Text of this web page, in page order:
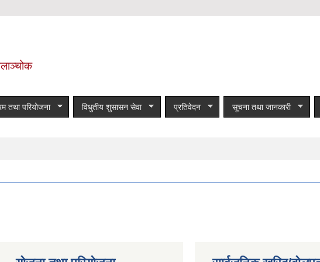
तथा परियोजना विधुतीय शुसासन सेवा प्रतिवेदन सूचना तथा जानकारी